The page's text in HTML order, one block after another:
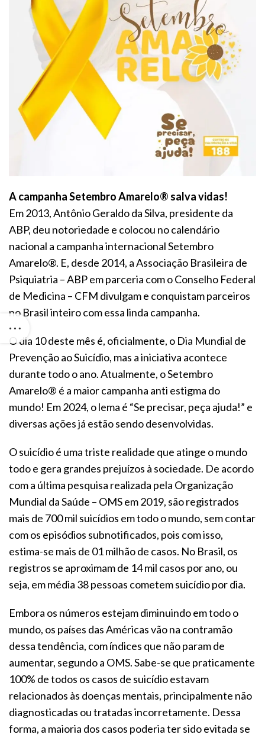
A campanha Setembro Amarelo® salva vidas!
Em 2013, Antônio Geraldo da Silva, presidente da
ABP, deu notoriedade e colocou no calendário
nacional a campanha internacional Setembro
Amarelo®. E, desde 2014, a Associação Brasileira de
Psiquiatria – ABP em parceria com o Conselho Federal
de Medicina – CFM divulgam e conquistam parceiros
no Brasil inteiro com essa linda campanha.
O dia 10 deste mês é, oficialmente, o Dia Mundial de
Prevenção ao Suicídio, mas a iniciativa acontece
durante todo o ano. Atualmente, o Setembro
Amarelo® é a maior campanha anti estigma do
mundo! Em 2024, o lema é “Se precisar, peça ajuda!” e
diversas ações já estão sendo desenvolvidas.
O suicídio é uma triste realidade que atinge o mundo
todo e gera grandes prejuízos à sociedade. De acordo
com a última pesquisa realizada pela Organização
Mundial da Saúde – OMS em 2019, são registrados
mais de 700 mil suicídios em todo o mundo, sem contar
com os episódios subnotificados, pois com isso,
estima-se mais de 01 milhão de casos. No Brasil, os
registros se aproximam de 14 mil casos por ano, ou
seja, em média 38 pessoas cometem suicídio por dia.
Embora os números estejam diminuindo em todo o
mundo, os países das Américas vão na contramão
dessa tendência, com índices que não param de
aumentar, segundo a OMS. Sabe-se que praticamente
100% de todos os casos de suicídio estavam
relacionados às doenças mentais, principalmente não
diagnosticadas ou tratadas incorretamente. Dessa
forma, a maioria dos casos poderia ter sido evitada se